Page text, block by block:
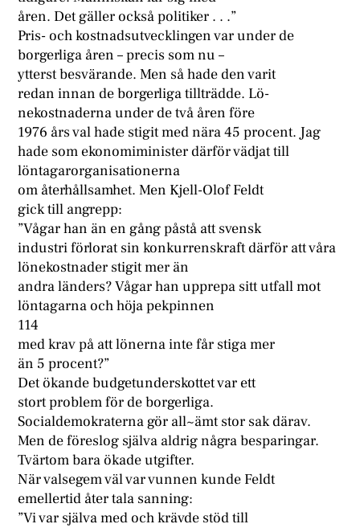
åren. Det gäller också politiker . . .”
Pris- och kostnadsutvecklingen var under de
borgerliga åren – precis som nu –
ytterst besvärande. Men så hade den varit
redan innan de borgerliga tillträdde. Lö-
nekostnaderna under de två åren före
1976 års val hade stigit med nära 45 procent. Jag
hade som ekonomiminister därför vädjat till
löntagarorganisationerna
om återhållsamhet. Men Kjell-Olof Feldt
gick till angrepp:
”Vågar han än en gång påstå att svensk
industri förlorat sin konkurrenskraft därför att våra
lönekostnader stigit mer än
andra länders? Vågar han upprepa sitt utfall mot
löntagarna och höja pekpinnen
114
med krav på att lönerna inte får stiga mer
än 5 procent?”
Det ökande budgetunderskottet var ett
stort problem för de borgerliga.
Socialdemokraterna gör all~ämt stor sak därav.
Men de föreslog själva aldrig några besparingar.
Tvärtom bara ökade utgifter.
När valsegem väl var vunnen kunde Feldt
emellertid åter tala sanning:
”Vi var själva med och krävde stöd till